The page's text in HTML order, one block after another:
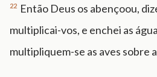
22 Então Deus os abençoou,
multiplicai-vos, e enchei as
multipliquem-se as aves sobre